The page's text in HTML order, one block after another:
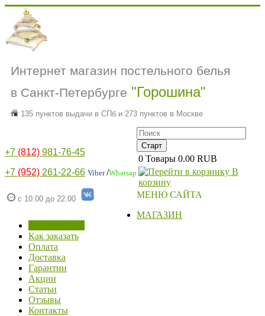
Интернет магазин постельного белья
в Санкт-Петербурге "Горошина"
135 пунктов выдачи в СПб и 273 пунктов в Москве
+7 (812) 981-76-45
+7 (952) 261-22-66 Viber/Whatsap
с 10.00 до 22.00
0 Товары 0.00 RUB
В
корзину
МЕНЮ САЙТА
МАГАЗИН
Как заказать
Оплата
Доставка
Гарантии
Акции
Статьи
Отзывы
Контакты